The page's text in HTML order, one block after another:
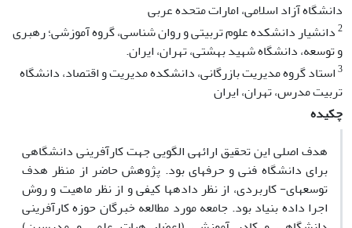
دانشگاه آزاد اسلامی، امارات متحده عربی
2دانشیار دانشکده علوم تربیتی و روان شناسی، گروه آموزشی؛ رهبری
و توسعه، دانشگاه شهید بهشتی، تهران، ایران.
3استاد گروه مدیریت بازرگانی، دانشکده مدیریت و اقتصاد، دانشگاه
تربیت مدرس، تهران، ایران
چکیده
هدف اصلی این تحقیق ارائه­ی الگویی جهت کارآفرینی دانشگاهی
برای دانشگاه فنی و حرفه­ای بود. پژوهش حاضر از منظر هدف
توسعه­ای- کاربردی، از نظر داده­ها کیفی و از نظر ماهیت و روش
اجرا داده بنیاد بود. جامعه مورد مطالعه خبرگان حوزه کارآفرینی